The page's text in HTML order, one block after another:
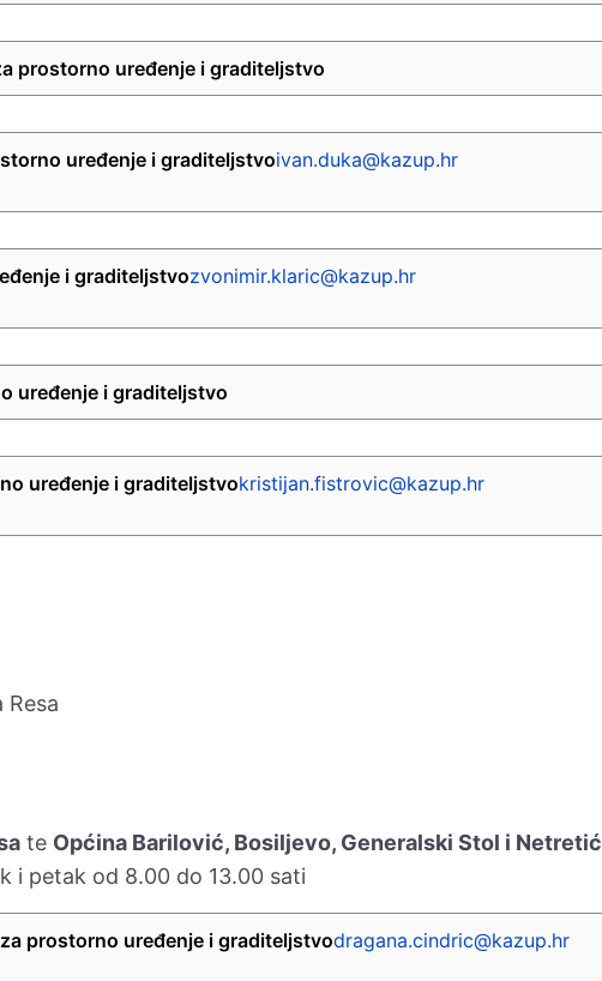
prostorno uređenje i graditeljstvo
uređenje i graditeljstvoivan.duka@kazup.hr
i graditeljstvozvonimir.klaric@kazup.hr
uređenje i graditeljstvo
uređenje i graditeljstvokristijan.fistrovic@kazup.hr
te Općina Barilović, Bosiljevo, Generalski Stol i Netretić
i petak od 8.00 do 13.00 sati
prostorno uređenje i graditeljstvodragana.cindric@kazup.hr